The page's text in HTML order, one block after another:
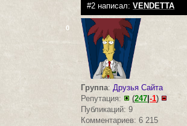
#2 написал:VENDETTA
0
Группа:Друзья Сайта
Репутация:
(247 |-1)
Публикаций: 9
Комментариев: 6 215